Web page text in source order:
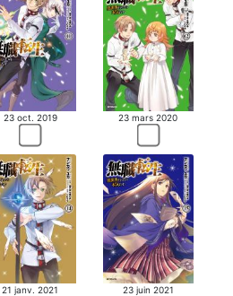
23 oct. 2019 23 mars 2020
21 janv. 2021 23 juin 2021